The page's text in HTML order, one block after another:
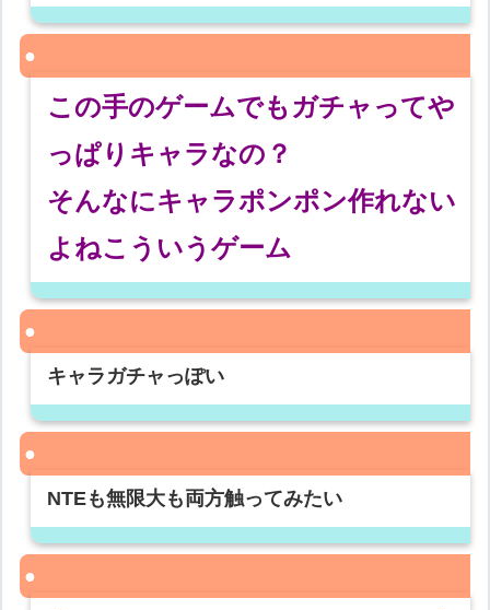
この手のゲームでもガチャってや
っぱりキャラなの？
そんなにキャラポンポン作れない
よねこういうゲーム
キャラガチャっぽい
NTEも無限大も両方触ってみたい